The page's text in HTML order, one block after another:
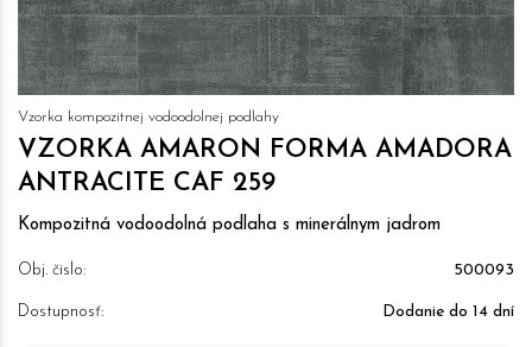
Vzorka kompozitnej vodoodolnej podlahy
VZORKA AMARON FORMA AMADORA
ANTRACITE CAF 259
Kompozitná vodoodolná podlaha s minerálnym jadrom
Obj. čislo: 500093
Dostupnosť: Dodanie do 14 dní